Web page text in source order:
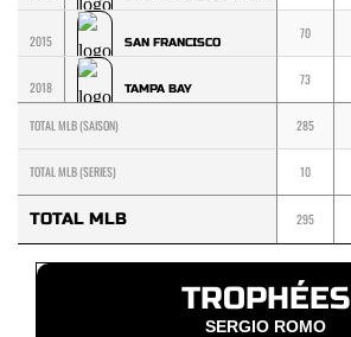
2015 SAN FRANCISCO
70
2018 TAMPA BAY
73
TOTAL MLB (SAISON) 285
TOTAL MLB (SERIES) 10
TOTAL MLB 295
TROPHÉES
SERGIO ROMO